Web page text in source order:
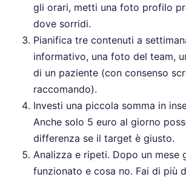
gli orari, metti una foto profilo
dove sorridi.
Pianifica tre contenuti a
informativo, una foto del team,
di un paziente (con consenso
raccomando).
Investi una piccola somma in
Anche solo 5 euro al giorno
differenza se il target è giusto.
Analizza e ripeti. Dopo un mese
funzionato e cosa no. Fai di più